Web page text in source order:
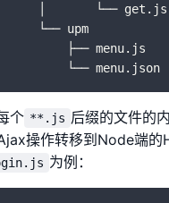
    │       └── get.js
    └── upm
        ├── menu.js
        └── menu.json
个 **.js 后缀的文件的
操作转移到Node端的
为例：